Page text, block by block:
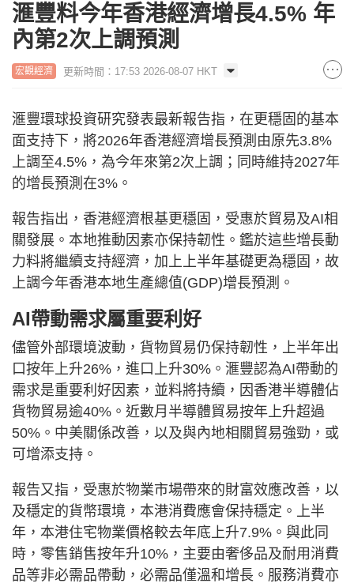
滙豐料今年香港經濟增長4.5% 年
內第2次上調預測
宏觀經濟 更新時間：17:53 2026-08-07 HKT
滙豐環球投資研究發表最新報告指，在更穩固的基本
面支持下，將2026年香港經濟增長預測由原先3.8%
上調至4.5%，為今年來第2次上調；同時維持2027年
的增長預測在3%。
報告指出，香港經濟根基更穩固，受惠於貿易及AI相
關發展。本地推動因素亦保持韌性。鑑於這些增長動
力料將繼續支持經濟，加上上半年基礎更為穩固，故
上調今年香港本地生產總值(GDP)增長預測。
AI帶動需求屬重要利好
儘管外部環境波動，貨物貿易仍保持韌性，上半年出
口按年上升26%，進口上升30%。滙豐認為AI帶動的
需求是重要利好因素，並料將持續，因香港半導體佔
貨物貿易逾40%。近數月半導體貿易按年上升超過
50%。中美關係改善，以及與內地相關貿易強勁，或
可增添支持。
報告又指，受惠於物業市場帶來的財富效應改善，以
及穩定的貨幣環境，本港消費應會保持穩定。上半
年，本港住宅物業價格較去年底上升7.9%。與此同
時，零售銷售按年升10%，主要由奢侈品及耐用消費
品等非必需品帶動，必需品僅溫和增長。服務消費亦